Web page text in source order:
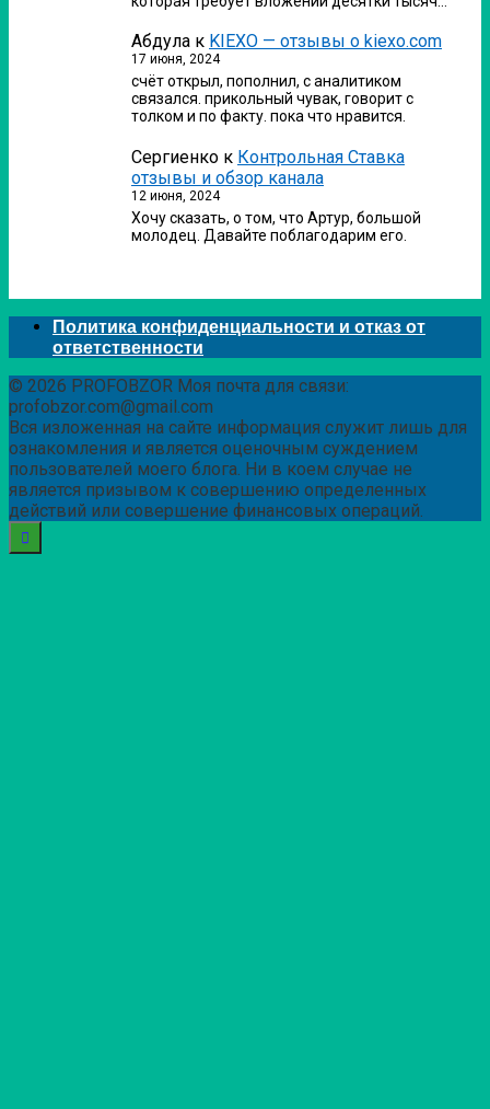
Абдула к KIEXO — отзывы о kiexo.com
17 июня, 2024
счёт открыл, пополнил, с аналитиком
связался. прикольный чувак, говорит с
толком и по факту. пока что нравится.
Сергиенко к Контрольная Ставка
отзывы и обзор канала
12 июня, 2024
Хочу сказать, о том, что Артур, большой
молодец. Давайте поблагодарим его.
Политика конфиденциальности и отказ от
ответственности
© 2026 PROFOBZOR Моя почта для связи:
profobzor.com@gmail.com
Вся изложенная на сайте информация служит лишь для
ознакомления и является оценочным суждением
пользователей моего блога. Ни в коем случае не
является призывом к совершению определенных
действий или совершение финансовых операций.